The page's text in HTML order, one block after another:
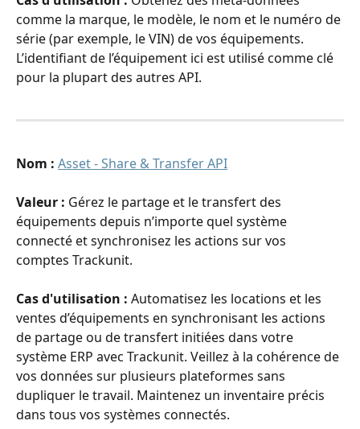
comme la marque, le modèle, le nom et le numéro de
série (par exemple, le VIN) de vos équipements.
L’identifiant de l’équipement ici est utilisé comme clé
pour la plupart des autres API.
Nom : Asset - Share & Transfer API
Valeur : Gérez le partage et le transfert des
équipements depuis n’importe quel système
connecté et synchronisez les actions sur vos
comptes Trackunit.
Cas d'utilisation : Automatisez les locations et les
ventes d’équipements en synchronisant les actions
de partage ou de transfert initiées dans votre
système ERP avec Trackunit. Veillez à la cohérence de
vos données sur plusieurs plateformes sans
dupliquer le travail. Maintenez un inventaire précis
dans tous vos systèmes connectés.